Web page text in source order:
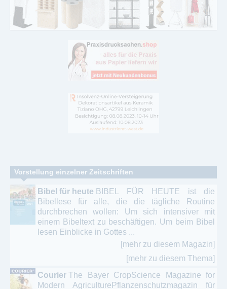
Vorstellung einzelner Zeitschriften
Bibel für heute BIBEL FÜR HEUTE ist die
Bibellese für alle, die die tägliche Routine
durchbrechen wollen: Um sich intensiver mit
einem Bibeltext zu beschäftigen. Um beim Bibel
lesen Einblicke in Gottes ...
[mehr zu diesem Magazin]
[mehr zu diesem Thema]
Courier The Bayer CropScience Magazine for
Modern AgriculturePflanzenschutzmagazin für